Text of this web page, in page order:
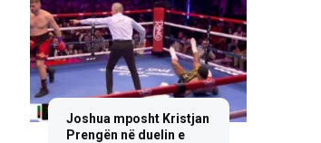
Joshua mposht Kristjan
Prengën në duelin e